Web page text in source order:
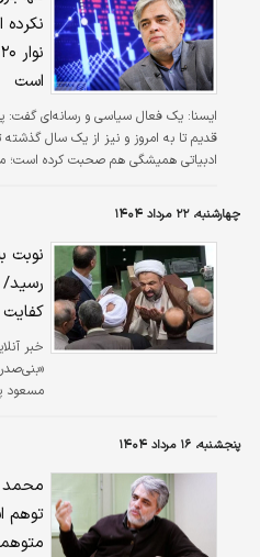
است
ایسنا: یک فعال سیاسی و رسانه‌ای گفت:
قدیم تا به امروز و نیز از یک سال
ادبیاتی همیشگی هم صحبت کرده است؛
چهارشنبه، ۲۲ مرداد ۱۴۰۴
نوبت
رسید/
خبر
مسعود
پنجشنبه، ۱۶ مرداد ۱۴۰۴
محمد
توهم